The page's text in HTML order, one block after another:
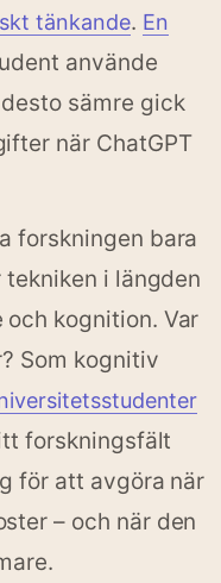
tänkande. En
använde
sämre gick
när ChatGPT
forskningen bara
i längden
kognition. Var
Som kognitiv
forskningsfält
för att avgöra när
– och när den